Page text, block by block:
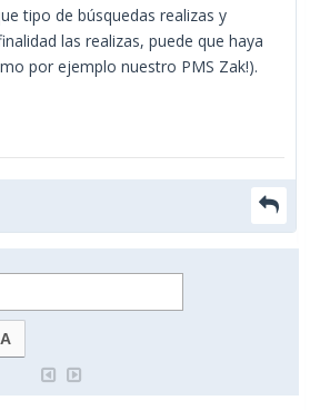
tipo de búsquedas realizas y
las realizas, puede que haya
por ejemplo nuestro PMS Zak!).